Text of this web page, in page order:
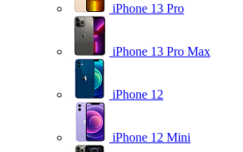
iPhone 13 Pro
iPhone 13 Pro Max
iPhone 12
iPhone 12 Mini